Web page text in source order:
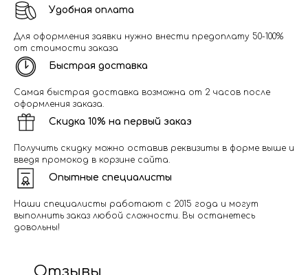
Удобная оплата
Для оформления заявки нужно внести предоплату 50-100%
от стоимости заказа
Быстрая доставка
Самая быстрая доставка возможна от 2 часов после
оформления заказа.
Скидка 10% на первый заказ
Получить скидку можно оставив реквизиты в форме выше и
введя промокод в корзине сайта.
Опытные специалисты
Наши специалисты работают с 2015 года и могут
выполнить заказ любой сложности. Вы останетесь
довольны!